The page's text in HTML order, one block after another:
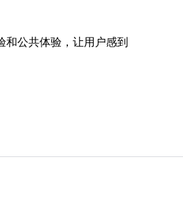
和公共体验，让用户感到